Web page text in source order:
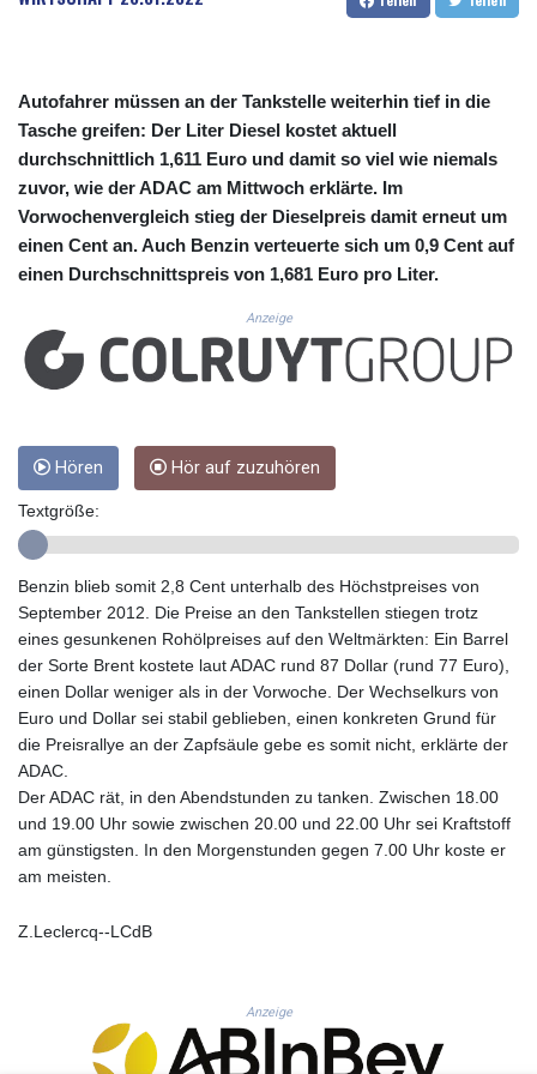
CUC 1.155801
DJF 205.207971
DKK 7.47562
DOP 67.269666
DZD 152.922776
EGP 57.293846
ERN 17.33701
ETB 185.995679
FKP 0.857003
GBP 0.856685
GEL 3.016621
GIP 0.857003
GMD 84.945873
GTQ 8.792342
GYD 241.087126
HKD 9.068233
HNL 30.886664
HRK 7.535359
HTG 150.674455
HUF 363.218435
IDR 20574.407074
ILS 3.467228
INR 110.044414
IQD 1509.543707
IRR
JPY 182.465669
KES 148.856198
KGS 101.074744
Autofahrer müssen an der Tankstelle weiterhin tief in die
Tasche greifen: Der Liter Diesel kostet aktuell
durchschnittlich 1,611 Euro und damit so viel wie niemals
zuvor, wie der ADAC am Mittwoch erklärte. Im
Vorwochenvergleich stieg der Dieselpreis damit erneut um
einen Cent an. Auch Benzin verteuerte sich um 0,9 Cent auf
einen Durchschnittspreis von 1,681 Euro pro Liter.
Anzeige
Hören Hör auf zuzuhören
Textgröße:
Benzin blieb somit 2,8 Cent unterhalb des Höchstpreises von
September 2012. Die Preise an den Tankstellen stiegen trotz
eines gesunkenen Rohölpreises auf den Weltmärkten: Ein Barrel
der Sorte Brent kostete laut ADAC rund 87 Dollar (rund 77 Euro),
einen Dollar weniger als in der Vorwoche. Der Wechselkurs von
Euro und Dollar sei stabil geblieben, einen konkreten Grund für
die Preisrallye an der Zapfsäule gebe es somit nicht, erklärte der
ADAC.
Der ADAC rät, in den Abendstunden zu tanken. Zwischen 18.00
und 19.00 Uhr sowie zwischen 20.00 und 22.00 Uhr sei Kraftstoff
am günstigsten. In den Morgenstunden gegen 7.00 Uhr koste er
am meisten.
Z.Leclercq--LCdB
Anzeige